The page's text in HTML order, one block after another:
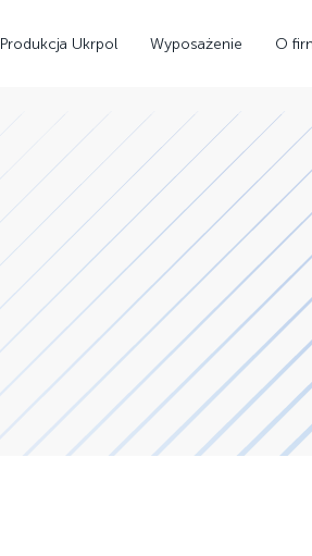
Produkcja Ukrpol Wyposażenie O